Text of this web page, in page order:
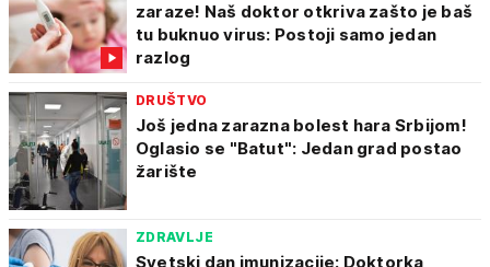
zaraze! Naš doktor otkriva zašto je baš
tu buknuo virus: Postoji samo jedan
razlog
DRUŠTVO
Još jedna zarazna bolest hara Srbijom!
Oglasio se "Batut": Jedan grad postao
žarište
ZDRAVLJE
Svetski dan imunizacije: Doktorka